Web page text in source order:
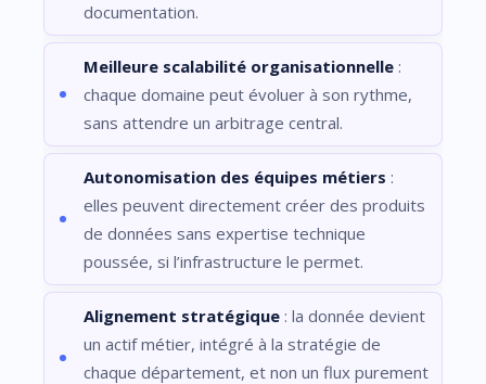
documentation.
Meilleure scalabilité organisationnelle :
chaque domaine peut évoluer à son rythme,
sans attendre un arbitrage central.
Autonomisation des équipes métiers :
elles peuvent directement créer des produits
de données sans expertise technique
poussée, si l’infrastructure le permet.
Alignement stratégique : la donnée devient
un actif métier, intégré à la stratégie de
chaque département, et non un flux purement